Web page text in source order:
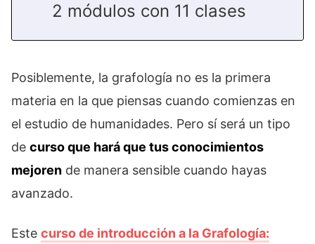
2 módulos con 11 clases
Posiblemente, la grafología no es la primera
materia en la que piensas cuando comienzas en
el estudio de humanidades. Pero sí será un tipo
de curso que hará que tus conocimientos
mejoren de manera sensible cuando hayas
avanzado.
Este curso de introducción a la Grafología: